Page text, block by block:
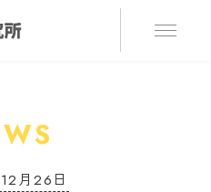
月26日